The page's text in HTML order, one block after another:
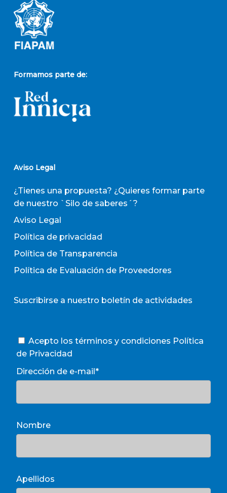
Formamos parte de:
Aviso Legal
¿Tienes una propuesta? ¿Quieres formar parte
de nuestro `Silo de saberes´?
Aviso Legal
Política de privacidad
Política de Transparencia
Política de Evaluación de Proveedores
Suscribirse a nuestro boletín de actividades
Acepto los términos y condiciones Política
de Privacidad
Dirección de e-mail*
Nombre
Apellidos